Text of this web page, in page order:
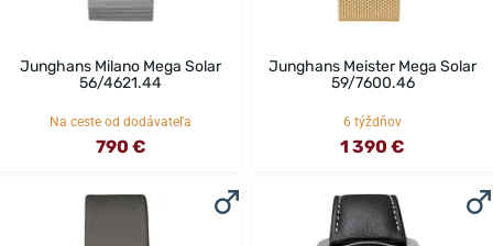
Junghans Milano Mega Solar
56/4621.44
Na ceste od dodávateľa
790 €
Junghans Meister Mega Solar
59/7600.46
6 týždňov
1 390 €